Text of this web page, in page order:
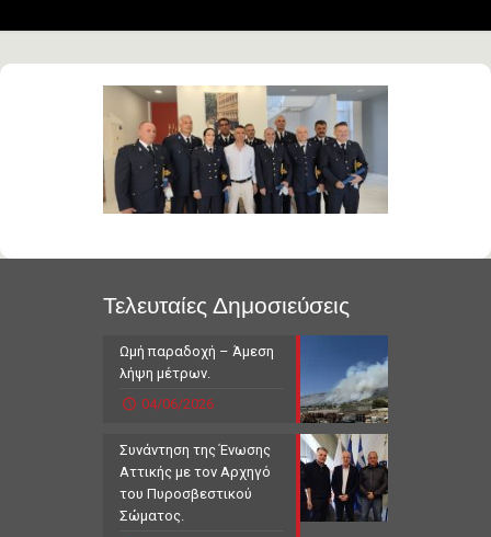
Τελευταίες Δημοσιεύσεις
Ωμή παραδοχή – Άμεση
λήψη μέτρων.
04/06/2026
Συνάντηση της Ένωσης
Αττικής με τον Αρχηγό
του Πυροσβεστικού
Σώματος.